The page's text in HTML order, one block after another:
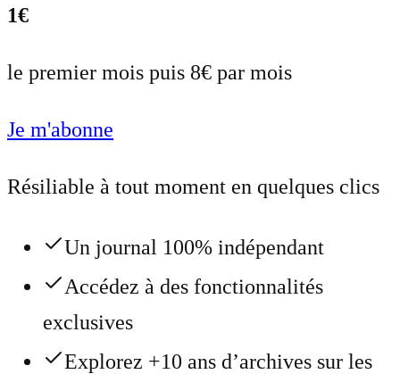
1€
le premier mois puis 8€ par mois
Je m'abonne
Résiliable à tout moment en quelques clics
Un journal 100% indépendant
Accédez à des fonctionnalités
exclusives
Explorez +10 ans d’archives sur les